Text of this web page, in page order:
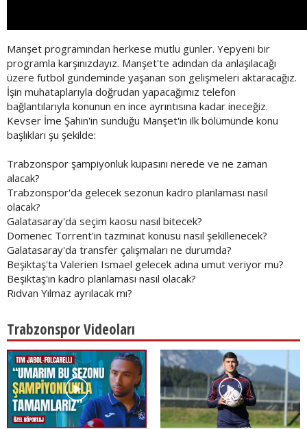
Manşet programından herkese mutlu günler. Yepyeni bir
programla karşınızdayız. Manşet'te adından da anlaşılacağı
üzere futbol gündeminde yaşanan son gelişmeleri aktaracağız.
İşin muhataplarıyla doğrudan yapacağımız telefon
bağlantılarıyla konunun en ince ayrıntısına kadar ineceğiz.
Kevser İme Şahin'in sunduğu Manşet'in ilk bölümünde konu
başlıkları şu şekilde:
Trabzonspor şampiyonluk kupasını nerede ve ne zaman
alacak?
Trabzonspor'da gelecek sezonun kadro planlaması nasıl
olacak?
Galatasaray'da seçim kaosu nasıl bitecek?
Domenec Torrent'in tazminat konusu nasıl şekillenecek?
Galatasaray'da transfer çalışmaları ne durumda?
Beşiktaş'ta Valerien Ismael gelecek adına umut veriyor mu?
Beşiktaş'ın kadro planlaması nasıl olacak?
Rıdvan Yılmaz ayrılacak mı?
Trabzonspor Videoları